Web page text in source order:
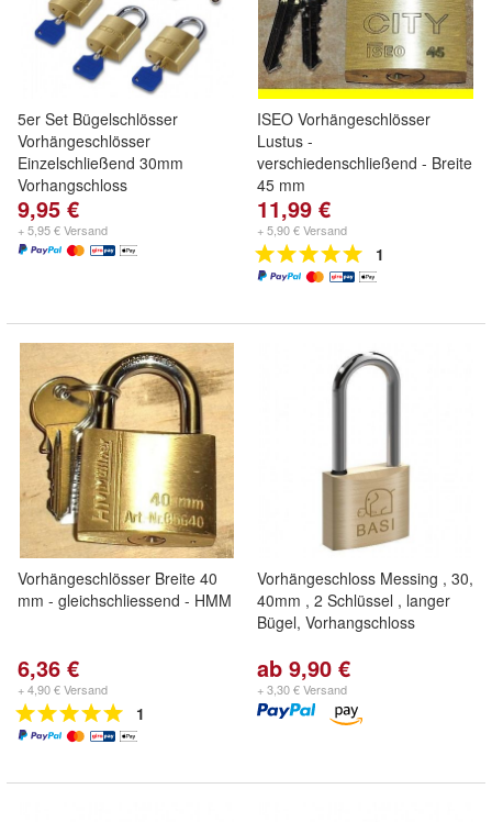
5er Set Bügelschlösser
Vorhängeschlösser
Einzelschließend 30mm
Vorhangschloss
9,95 €
+ 5,95 € Versand
ISEO Vorhängeschlösser
Lustus -
verschiedenschließend - Breite
45 mm
11,99 €
+ 5,90 € Versand
1
Vorhängeschlösser Breite 40
mm - gleichschliessend - HMM
6,36 €
+ 4,90 € Versand
1
Vorhängeschloss Messing , 30,
40mm , 2 Schlüssel , langer
Bügel, Vorhangschloss
ab 9,90 €
+ 3,30 € Versand